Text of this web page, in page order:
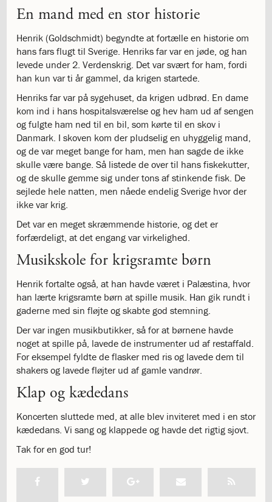
Jeanne
d’Arc
1.18:
Bestyrelsen
1.19:
Ledelsen
1.20:
Ledelsen
1.21:
Forældrerådet
1.22:
Forældrerådet
1.23:
Referat
forældreråd
1.24:
Vedtægter
1.25:
Demokrati
og
folkestyre
1.26:
Jobopslag
1.27:
Optagelse
trygt
og
skoleliv
her
1.29:
Orienteringsmøder
1.30:
Sådan
gør
du
1.31:
Antal
pladser
venteliste
1.33:
Skolepenge
1.34:
Tilskud
skolepenge
Forældrefond
Ligestilling
En mand med en stor historie
Henrik (Goldschmidt) begyndte at fortælle en historie om
hans fars flugt til Sverige. Henriks far var en jøde, og han
levede under 2. Verdenskrig. Det var svært for ham, fordi
han kun var ti år gammel, da krigen startede.
Henriks far var på sygehuset, da krigen udbrød. En dame
kom ind i hans hospitalsværelse og hev ham ud af sengen
og fulgte ham ned til en bil, som kørte til en skov i
Danmark. I skoven kom der pludselig en uhyggelig mand,
og de var meget bange for ham, men han sagde de ikke
skulle være bange. Så listede de over til hans fiskekutter,
og de skulle gemme sig under tons af stinkende fisk. De
sejlede hele natten, men nåede endelig Sverige hvor der
ikke var krig.
Det var en meget skræmmende historie, og det er
forfærdeligt, at det engang var virkelighed.
Musikskole for krigsramte børn
Henrik fortalte også, at han havde været i Palæstina, hvor
han lærte krigsramte børn at spille musik. Han gik rundt i
gaderne med sin fløjte og skabte god stemning.
Der var ingen musikbutikker, så for at børnene havde
noget at spille på, lavede de instrumenter ud af restaffald.
For eksempel fyldte de flasker med ris og lavede dem til
shakers og lavede fløjter ud af gamle vandrør.
Klap og kædedans
Koncerten sluttede med, at alle blev inviteret med i en stor
kædedans. Vi sang og klappede og havde det rigtig sjovt.
Tak for en god tur!